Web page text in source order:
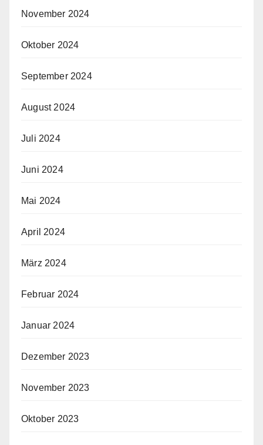
November 2024
Oktober 2024
September 2024
August 2024
Juli 2024
Juni 2024
Mai 2024
April 2024
März 2024
Februar 2024
Januar 2024
Dezember 2023
November 2023
Oktober 2023